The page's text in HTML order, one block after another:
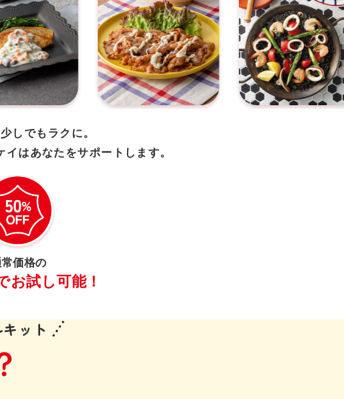
しでもラクに。
イはあなたをサポートします。
価格の
お試し可能！
ット